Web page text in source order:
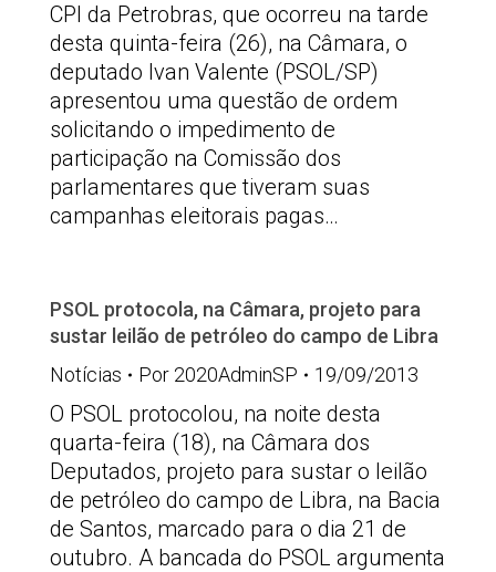
CPI da Petrobras, que ocorreu na tarde
desta quinta-feira (26), na Câmara, o
deputado Ivan Valente (PSOL/SP)
apresentou uma questão de ordem
solicitando o impedimento de
participação na Comissão dos
parlamentares que tiveram suas
campanhas eleitorais pagas…
PSOL protocola, na Câmara, projeto para
sustar leilão de petróleo do campo de Libra
Notícias
Por 2020AdminSP 19/09/2013
O PSOL protocolou, na noite desta
quarta-feira (18), na Câmara dos
Deputados, projeto para sustar o leilão
de petróleo do campo de Libra, na Bacia
de Santos, marcado para o dia 21 de
outubro. A bancada do PSOL argumenta